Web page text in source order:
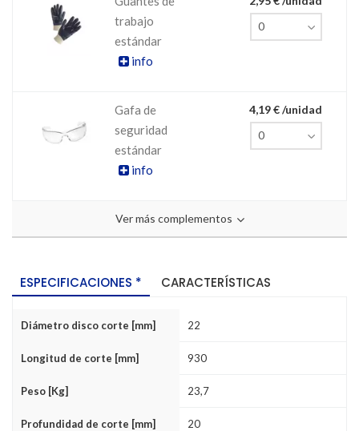
trabajo
estándar
info
Gafa de
seguridad
estándar
info
4,19 € /unidad
Ver más complementos
ESPECIFICACIONES * CARACTERÍSTICAS
Diámetro disco corte [mm] 22
Longitud de corte [mm] 930
Peso [Kg] 23,7
Profundidad de corte [mm] 20